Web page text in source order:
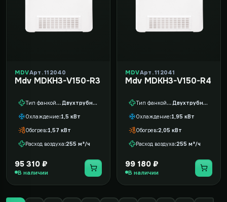
MDVАрт. 112040
Mdv MDKH3-V150-R3
Тип фанкойла Двухтрубный
Охлаждение 1,5 кВт
Обогрев 1,57 кВт
Расход воздуха 255 м³/ч
95 310 ₽
В наличии
MDVАрт. 112041
Mdv MDKH3-V150-R4
Тип фанкойла Двухтрубный
Охлаждение 1,95 кВт
Обогрев 2,05 кВт
Расход воздуха 255 м³/ч
99 180 ₽
В наличии